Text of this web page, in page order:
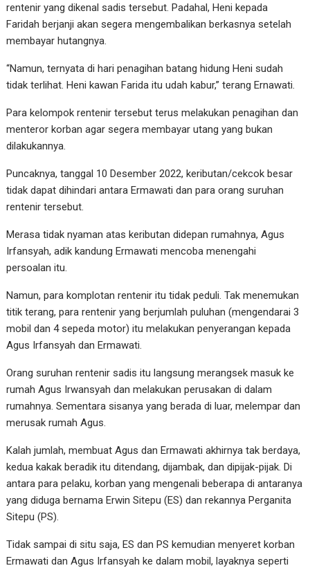
rentenir yang dikenal sadis tersebut. Padahal, Heni kepada
Faridah berjanji akan segera mengembalikan berkasnya setelah
membayar hutangnya.
“Namun, ternyata di hari penagihan batang hidung Heni sudah
tidak terlihat. Heni kawan Farida itu udah kabur,” terang Ernawati.
Para kelompok rentenir tersebut terus melakukan penagihan dan
menteror korban agar segera membayar utang yang bukan
dilakukannya.
Puncaknya, tanggal 10 Desember 2022, keributan/cekcok besar
tidak dapat dihindari antara Ermawati dan para orang suruhan
rentenir tersebut.
Merasa tidak nyaman atas keributan didepan rumahnya, Agus
Irfansyah, adik kandung Ermawati mencoba menengahi
persoalan itu.
Namun, para komplotan rentenir itu tidak peduli. Tak menemukan
titik terang, para rentenir yang berjumlah puluhan (mengendarai 3
mobil dan 4 sepeda motor) itu melakukan penyerangan kepada
Agus Irfansyah dan Ermawati.
Orang suruhan rentenir sadis itu langsung merangsek masuk ke
rumah Agus Irwansyah dan melakukan perusakan di dalam
rumahnya. Sementara sisanya yang berada di luar, melempar dan
merusak rumah Agus.
Kalah jumlah, membuat Agus dan Ermawati akhirnya tak berdaya,
kedua kakak beradik itu ditendang, dijambak, dan dipijak-pijak. Di
antara para pelaku, korban yang mengenali beberapa di antaranya
yang diduga bernama Erwin Sitepu (ES) dan rekannya Perganita
Sitepu (PS).
Tidak sampai di situ saja, ES dan PS kemudian menyeret korban
Ermawati dan Agus Irfansyah ke dalam mobil, layaknya seperti